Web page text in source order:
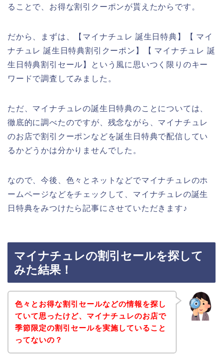
ることで、お得な割引クーポンが貰えたからです。
だから、まずは、【マイナチュレ 誕生日特典】【 マイ
ナチュレ 誕生日特典割引クーポン】【 マイナチュレ 誕
生日特典割引セール】という風に思いつく限りのキー
ワードで調査してみました。
ただ、マイナチュレの誕生日特典のことについては、
徹底的に調べたのですが、残念ながら、マイナチュレ
のお店で割引クーポンなどを誕生日特典で配信してい
るかどうかは分かりませんでした。
なので、今後、色々とネットなどでマイナチュレのホ
ームページなどをチェックして、マイナチュレの誕生
日特典をみつけたら記事にさせていただきます♪
マイナチュレの割引セールを探して
みた結果！
色々とお得な割引セールなどの情報を探し
ていて思ったけど、マイナチュレのお店で
季節限定の割引セールを実施していること
ってないの？